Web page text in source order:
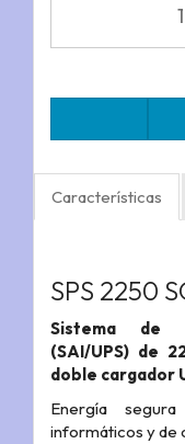
Características
SPS 2250
Sistema de
(SAI/UPS) de
doble cargador
Energía
informáticos y de